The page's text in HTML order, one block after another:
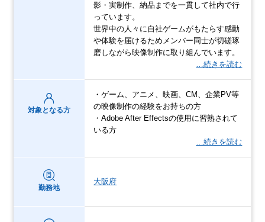
影・実制作、納品までを一貫して社内で行
っています。
世界中の人々に自社ゲームがもたらす感動
や体験を届けるためメンバー同士が切磋琢
磨しながら映像制作に取り組んでいます。
…続きを読む
対象となる方
・ゲーム、アニメ、映画、CM、企業PV等
の映像制作の経験をお持ちの方
・Adobe After Effectsの使用に習熟されて
いる方
…続きを読む
勤務地
大阪府